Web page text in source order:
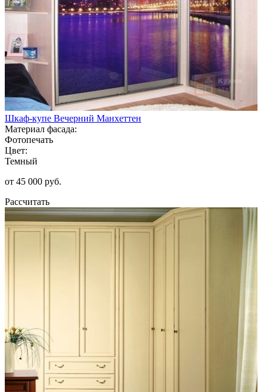
Шкаф-купе Вечерний Манхеттен
Материал фасада:
Фотопечать
Цвет:
Темный
от 45 000 руб.
Рассчитать